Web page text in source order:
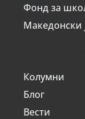
Фонд за
Македонски
Колумни
Блог
Вести